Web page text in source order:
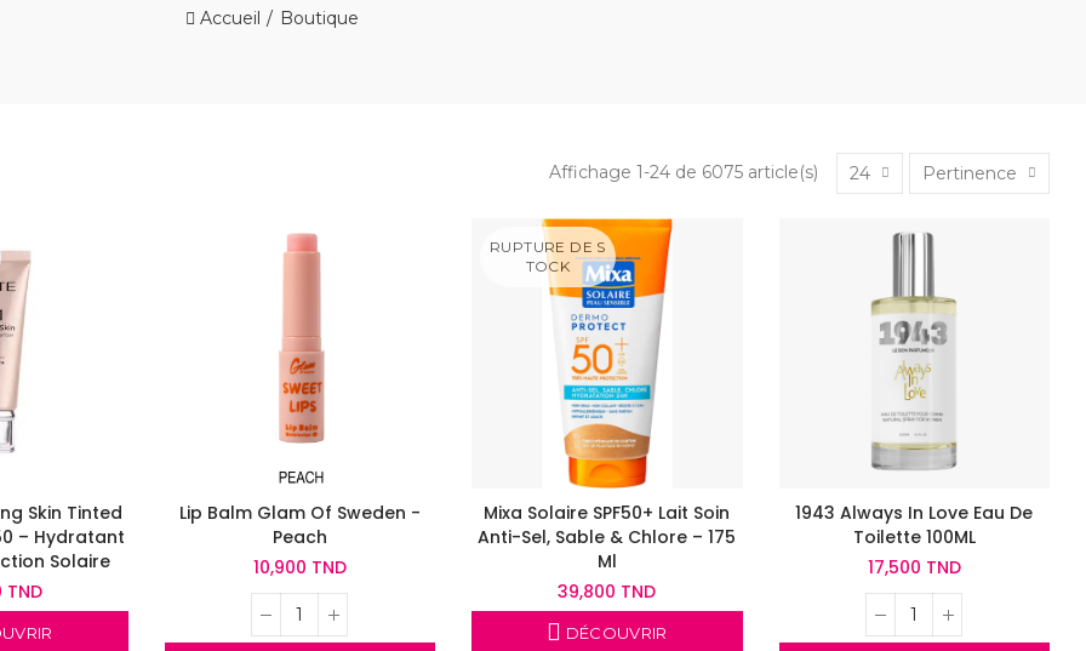
Accueil Boutique
Affichage 1-24 de 6075 article(s) 24 Pertinence
Skin Tinted
– Hydratant
Solaire
Lip Balm Glam Of Sweden -
Peach
10,900 TND
RUPTURE DE S
TOCK
Mixa Solaire SPF50+ Lait Soin
Anti-Sel, Sable & Chlore – 175
Ml
39,800 TND
DÉCOUVRIR
1943 Always In Love Eau De
Toilette 100ML
17,500 TND